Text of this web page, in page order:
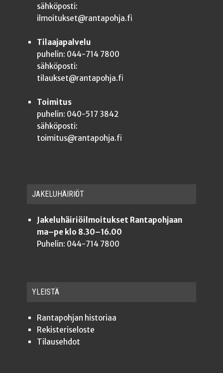
sähköposti:
ilmoitukset@rantapohja.fi
Tilaajapalvelu
puhelin: 044-714 7800
sähköposti:
tilaukset@rantapohja.fi
Toimitus
puhelin: 040-517 3842
sähköposti:
toimitus@rantapohja.fi
JAKE­LU­HÄI­RIÖT
Jakeluhäiriöilmoitukset Rantapohjaan
ma–pe klo 8.30–16.00
Puhelin: 044-714 7800
YLEISTÄ
Ran­ta­poh­jan historiaa
Rekis­te­ri­se­los­te
Tilauseh­dot